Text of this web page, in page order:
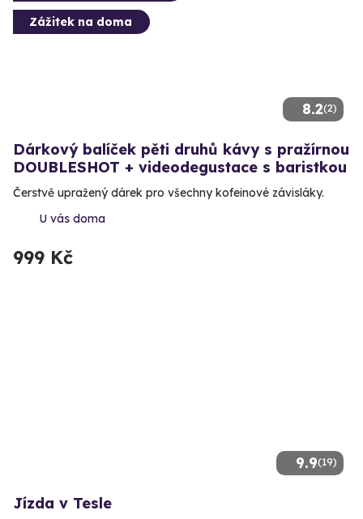
8.2(2)
Zážitek na doma
Dárkový balíček pěti druhů kávy s pražírnou
DOUBLESHOT + videodegustace s baristkou
Čerstvě upražený dárek pro všechny kofeinové závisláky.
U vás doma
999 Kč
9.9(19)
Jízda v Tesle